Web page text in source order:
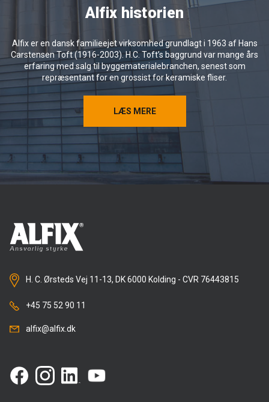
oplevelser og fornyet energi til jer.
Rigtig god sommer fra alle os i Alfix.
Alfix historien
Alfix er en dansk familieejet virksomhed grundlagt i 1963 af Hans
Carstensen Toft (1916-2003). H.C. Toft’s baggrund var mange års
erfaring med salg til byggematerialebranchen, senest som
repræsentant for en grossist for keramiske fliser.
LÆS MERE
LÆS MERE
H. C. Ørsteds Vej 11-13, DK 6000 Kolding - CVR 76443815
+45 75 52 90 11
alfix@alfix.dk